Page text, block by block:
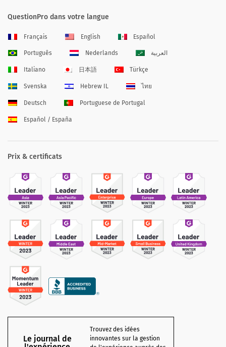
QuestionPro dans votre langue
Français English Español
Português Nederlands العربية
Italiano 日本語 Türkçe
Svenska Hebrew IL ไทย
Deutsch Portuguese de Portugal
Español / España
Prix & certificats
Le journal de
Trouvez des idées
innovantes sur la gestion